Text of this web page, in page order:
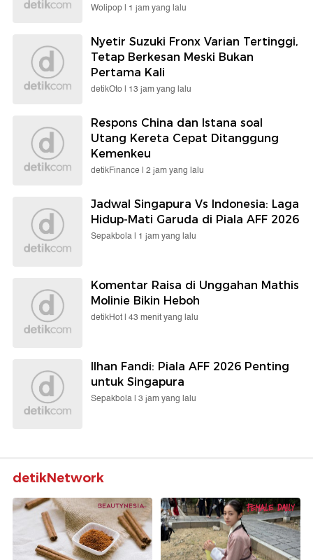
Wolipop | 1 jam yang lalu
Nyetir Suzuki Fronx Varian Tertinggi,
Tetap Berkesan Meski Bukan
Pertama Kali
detikOto | 13 jam yang lalu
Respons China dan Istana soal
Utang Kereta Cepat Ditanggung
Kemenkeu
detikFinance | 2 jam yang lalu
Jadwal Singapura Vs Indonesia: Laga
Hidup-Mati Garuda di Piala AFF 2026
Sepakbola | 1 jam yang lalu
Komentar Raisa di Unggahan Mathis
Molinie Bikin Heboh
detikHot | 43 menit yang lalu
Ilhan Fandi: Piala AFF 2026 Penting
untuk Singapura
Sepakbola | 3 jam yang lalu
detikNetwork